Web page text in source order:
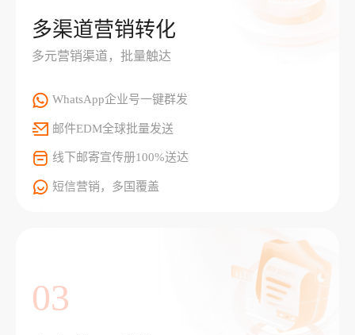
多渠道营销转化
多元营销渠道，批量触达
WhatsApp企业号一键群发
邮件EDM全球批量发送
线下邮寄宣传册100%送达
短信营销，多国覆盖
03